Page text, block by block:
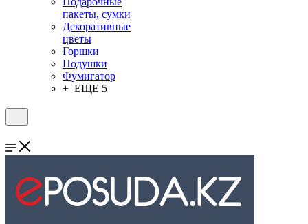
пакеты, сумки
Декоративные
цветы
Горшки
Подушки
Фумигатор
+ ЕЩЕ 5